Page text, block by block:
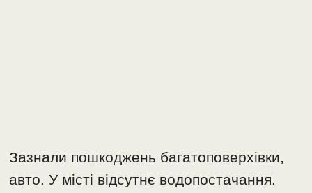
Зазнали пошкоджень багатоповерхівки,
авто. У місті відсутнє водопостачання.